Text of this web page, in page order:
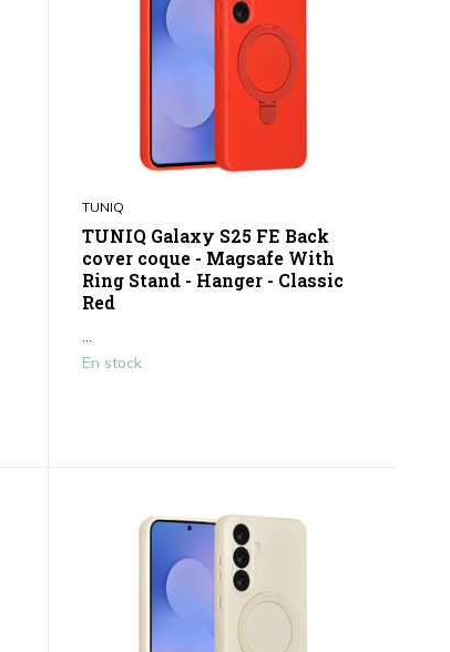
TUNIQ
TUNIQ Galaxy S25 FE Back
cover coque - Magsafe With
Ring Stand - Hanger - Classic
Red
En stock